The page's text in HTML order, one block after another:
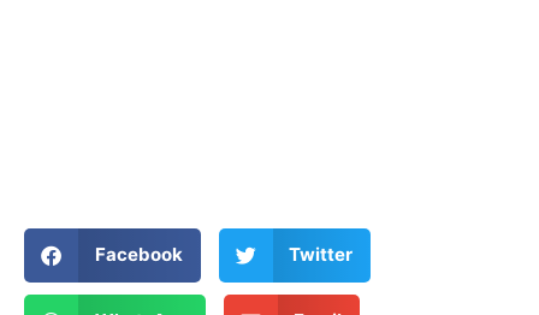
Facebook Twitter